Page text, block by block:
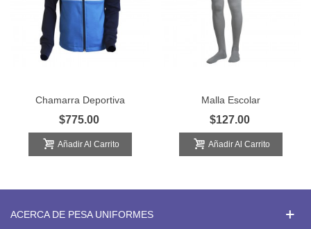
Chamarra Deportiva
$775.00
Añadir Al Carrito
Malla Escolar
$127.00
Añadir Al Carrito
ACERCA DE PESA UNIFORMES